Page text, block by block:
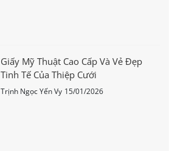
Giấy Mỹ Thuật Cao Cấp Và Vẻ Đẹp
Tinh Tế Của Thiệp Cưới
Trịnh Ngọc Yến Vy 15/01/2026